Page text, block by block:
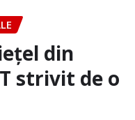
din
strivit de o